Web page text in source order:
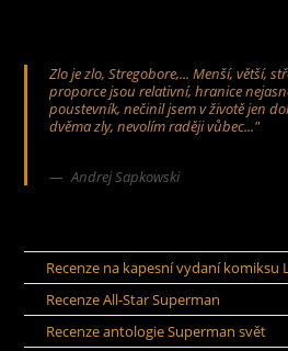
Zlo je zlo, Stregobore,... Menší, větší,
proporce jsou relativní, hranice
poustevník, nečinil jsem v životě jen
dvěma zly, nevolím raději vůbec..."
Andrej Sapkowski
Recenze na kapesní vydaní komiksu
Recenze All-Star Superman
Recenze antologie Superman svět